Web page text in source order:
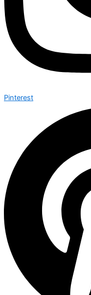
Pinterest